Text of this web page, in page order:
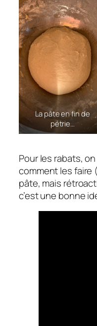
La pâte en fin de
pétrie…
Pour les rabats,
comment les faire
pâte, mais
c’est une bonne